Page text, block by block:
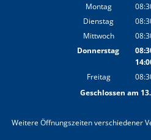
Montag
Dienstag
Mittwoch
Donnerstag
Freitag
Geschlossen am
Weitere Öffnungszeiten verschiedener